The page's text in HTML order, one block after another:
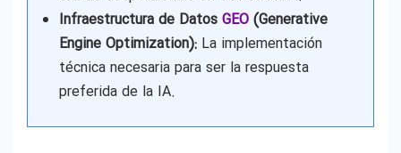
Infraestructura de Datos GEO (Generative
Engine Optimization): La implementación
técnica necesaria para ser la respuesta
preferida de la IA.